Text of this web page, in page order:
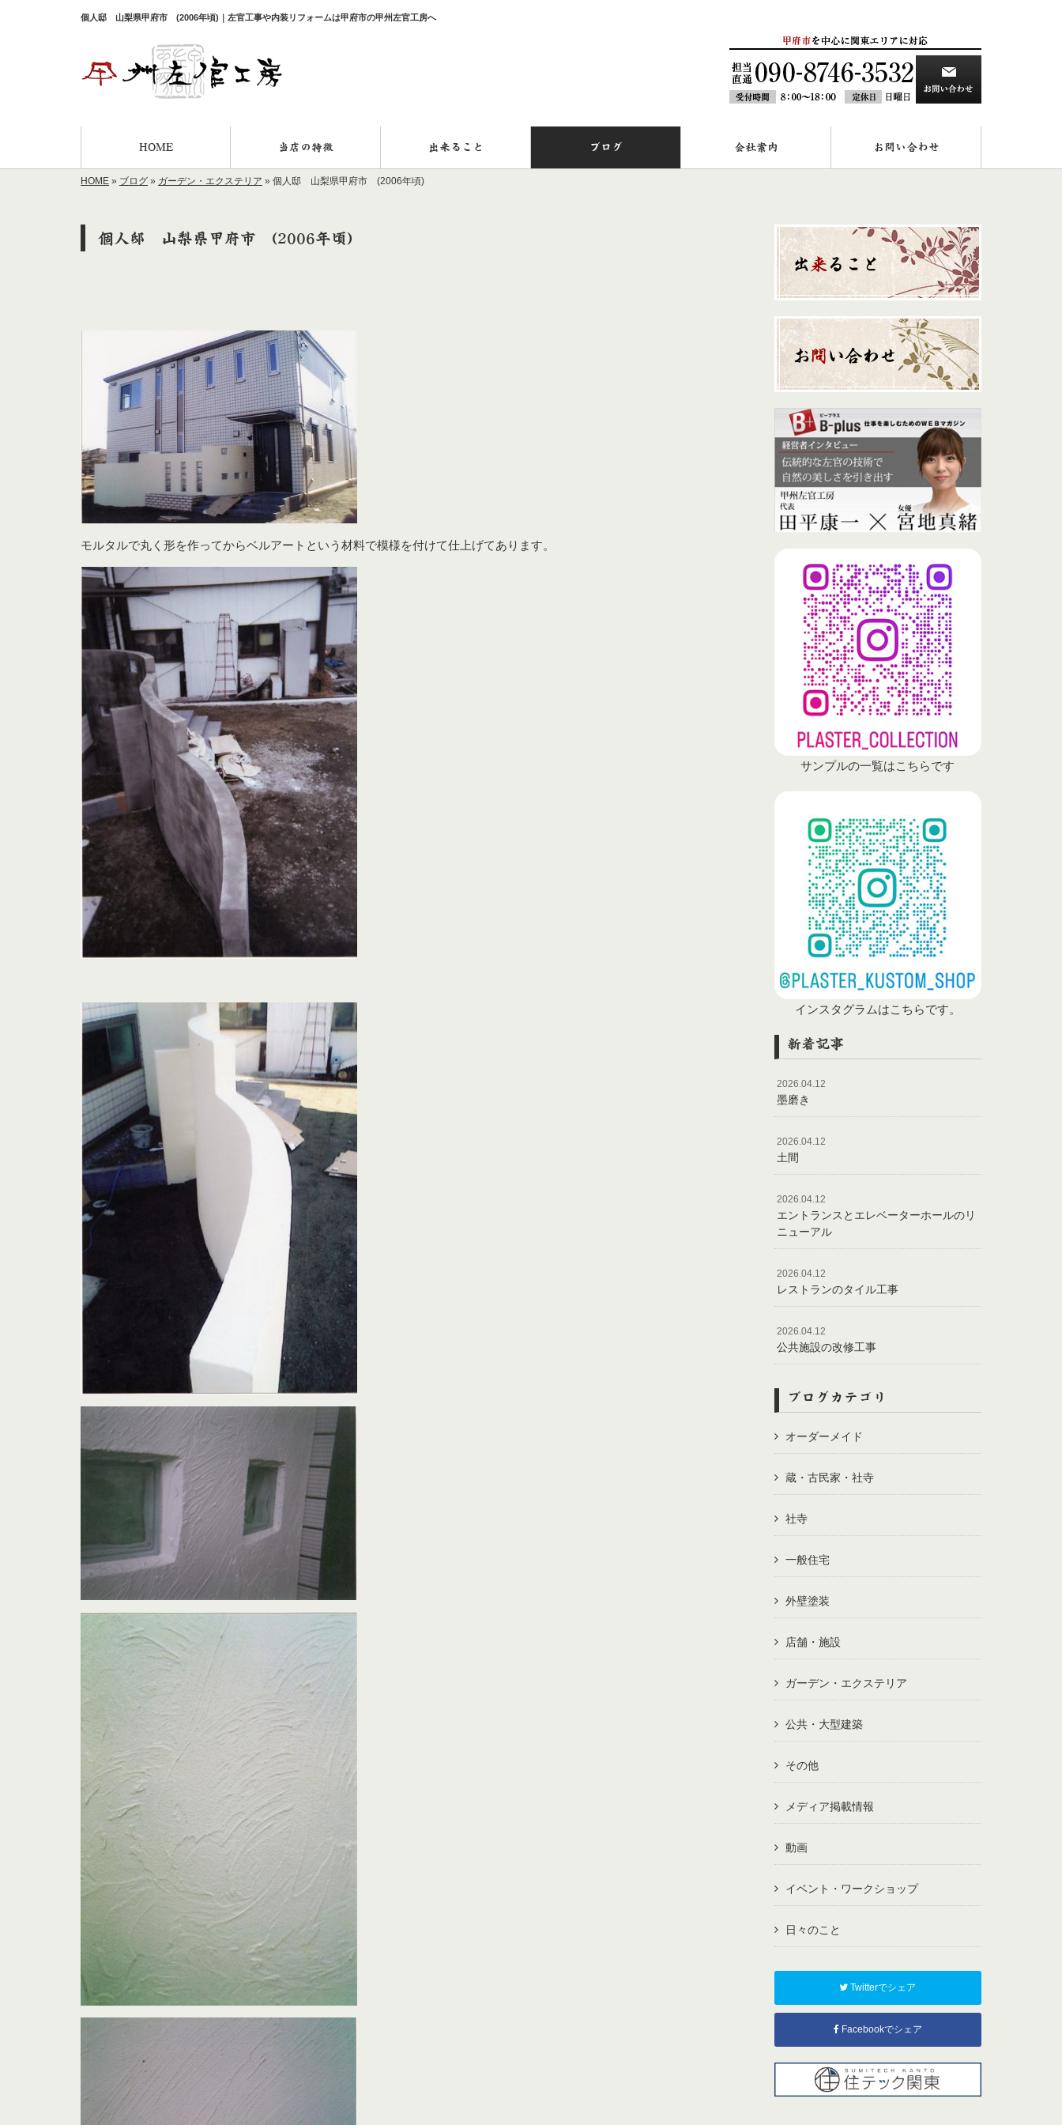
個人邸 山梨県甲府市 (2006年頃)｜左官工事や内装リフォームは甲府市の甲州左官工房へ
HOME 当店の特徴 出来ること ブログ 会社案内 お問い合わせ
HOME » ブログ » ガーデン・エクステリア » 個人邸 山梨県甲府市 (2006年頃)
個人邸 山梨県甲府市 (2006年頃)
モルタルで丸く形を作ってからベルアートという材料で模様を付けて仕上げてあります。
サンプルの一覧はこちらです
インスタグラムはこちらです。
新着記事
2026.04.12
墨磨き
2026.04.12
土間
2026.04.12
エントランスとエレベーターホールのリ
ニューアル
2026.04.12
レストランのタイル工事
2026.04.12
公共施設の改修工事
ブログカテゴリ
オーダーメイド
蔵・古民家・社寺
社寺
一般住宅
外壁塗装
店舗・施設
ガーデン・エクステリア
公共・大型建築
その他
メディア掲載情報
動画
イベント・ワークショップ
日々のこと
Twitterでシェア
Facebookでシェア